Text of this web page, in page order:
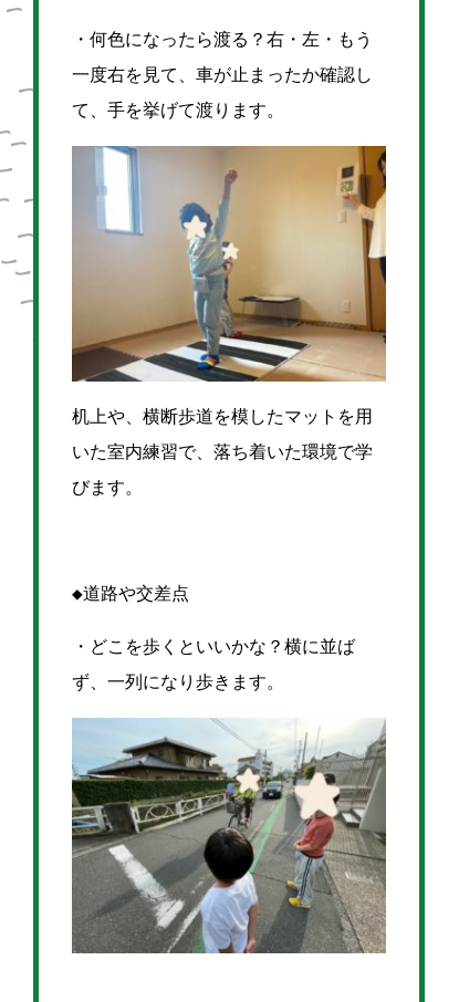
・何色になったら渡る？ 右・左・もう
一度右を見て、車が止まったか確認し
て、 手を挙げて渡ります。
机上や、横断歩道を模したマットを用
いた室内練習で、落ち着いた環境で学
びます。
◆道路や交差点
・どこを歩くといいかな？横に並ば
ず、一列になり歩きます。